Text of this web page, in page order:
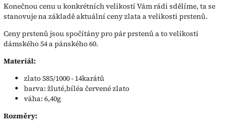
Konečnou cenu u konkrétních velikostí Vám rádi sdělíme, ta se
stanovuje na základě aktuální ceny zlata a velikosti prstenů.
Ceny prstenů jsou spočítány pro pár prstenů a to velikosti
dámského 54 a pánského 60.
Materiál:
zlato 585/1000 - 14karátů
barva: žluté,bíléa červené zlato
váha: 6,40g
Rozměry: